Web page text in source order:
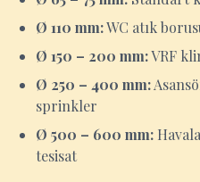
Ø 110 mm:WC atık
Ø 150 – 200 mm:VRF
Ø 250 – 400 mm:
sprinkler
Ø 500 – 600 mm:
tesisat